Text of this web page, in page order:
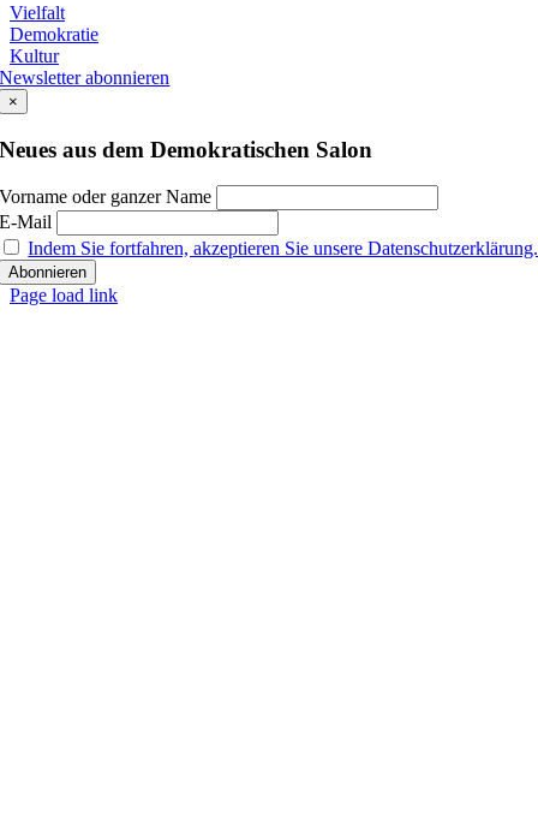
Vielfalt
Demokratie
Kultur
Newsletter abonnieren
×
Neues aus dem Demokratischen Salon
Vorname oder ganzer Name
E-Mail
Indem Sie fortfahren, akzeptieren Sie unsere Datenschutzerklärung.
Page load link